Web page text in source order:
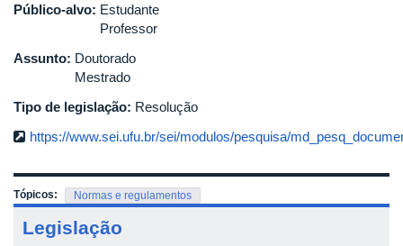
Público-alvo: Estudante
Professor
Assunto: Doutorado
Mestrado
Tipo de legislação: Resolução
https://www.sei.ufu.br/sei/modulos/pesquisa/
Tópicos: Normas e regulamentos
Legislação